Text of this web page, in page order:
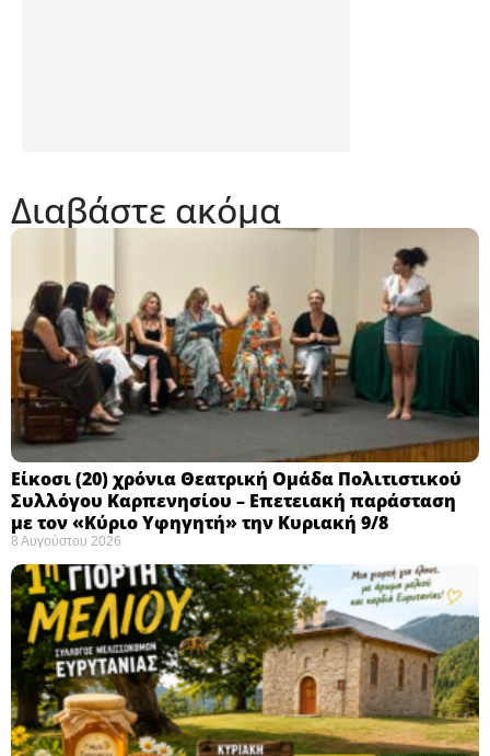
Διαβάστε ακόμα
Eίκοσι (20) χρόνια Θεατρική Ομάδα Πολιτιστικού
Συλλόγου Καρπενησίου – Επετειακή παράσταση
με τον «Κύριο Υφηγητή» την Κυριακή 9/8
8 Αυγούστου 2026